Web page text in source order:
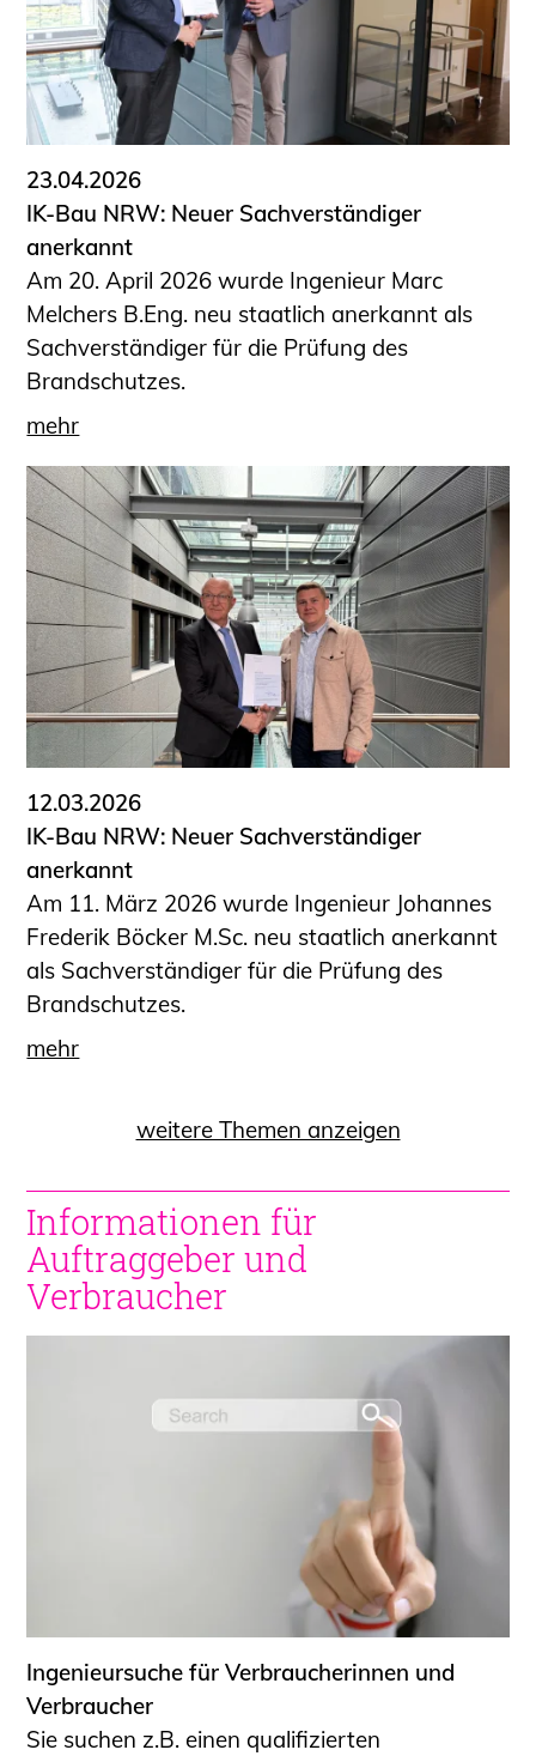
23.04.2026
IK-Bau NRW: Neuer Sachverständiger
anerkannt
Am 20. April 2026 wurde Ingenieur Marc
Melchers B.Eng. neu staatlich anerkannt als
Sachverständiger für die Prüfung des
Brandschutzes.
mehr
12.03.2026
IK-Bau NRW: Neuer Sachverständiger
anerkannt
Am 11. März 2026 wurde Ingenieur Johannes
Frederik Böcker M.Sc. neu staatlich anerkannt
als Sachverständiger für die Prüfung des
Brandschutzes.
mehr
weitere Themen anzeigen
Informationen für
Auftraggeber und
Verbraucher
Ingenieursuche für Verbraucherinnen und
Verbraucher
Sie suchen z.B. einen qualifizierten